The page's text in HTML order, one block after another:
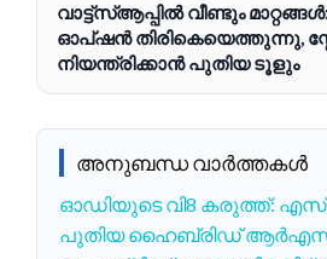
വാട്ട്സ്ആപ്പിൽ വീണ്ടും
ഓപ്ഷൻ തിരികെയെത്തുന്നു,
നിയന്ത്രിക്കാൻ പുതിയ ടൂളും
അനുബന്ധ വാർത്തകൾ
ഓഡിയുടെ വി8 കരുത്ത്:
പുതിയ ഹൈബ്രിഡ് ആർഎസ്